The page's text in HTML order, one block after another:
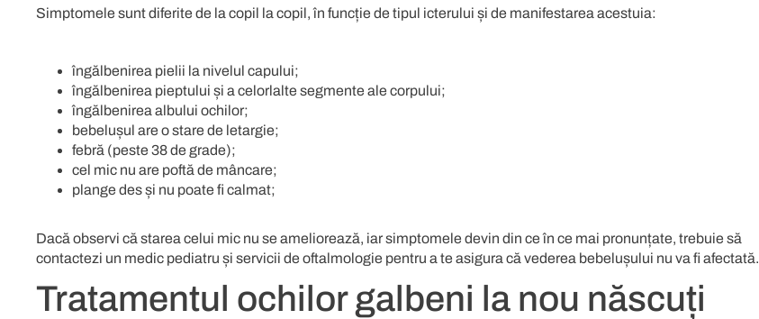
Simptomele sunt diferite de la copil la copil, în funcție de tipul icterului și de manifestarea acestuia:
îngălbenirea pielii la nivelul capului;
îngălbenirea pieptului și a celorlalte segmente ale corpului;
îngălbenirea albului ochilor;
bebelușul are o stare de letargie;
febră (peste 38 de grade);
cel mic nu are poftă de mâncare;
plange des și nu poate fi calmat;
Dacă observi că starea celui mic nu se ameliorează, iar simptomele devin din ce în ce mai pronunțate, trebuie să
contactezi un medic pediatru șiservicii de oftalmologie pentru a te asigura că vederea bebelușului nu va fi afectată.
Tratamentul ochilor galbeni la nou născuți